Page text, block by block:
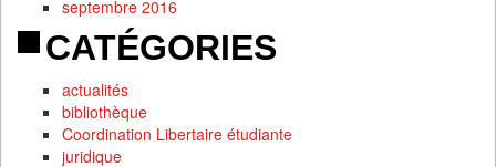
septembre 2016
CATÉGORIES
actualités
bibliothèque
Coordination Libertaire étudiante
juridique